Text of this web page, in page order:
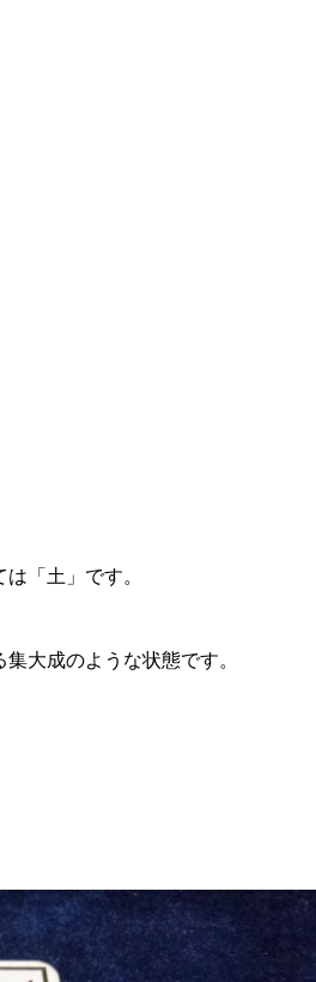
「土」です。
大成のような状態です。